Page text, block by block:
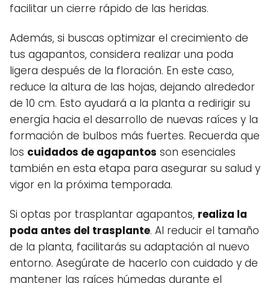
facilitar un cierre rápido de las heridas.
Además, si buscas optimizar el crecimiento de
tus agapantos, considera realizar una poda
ligera después de la floración. En este caso,
reduce la altura de las hojas, dejando alrededor
de 10 cm. Esto ayudará a la planta a redirigir su
energía hacia el desarrollo de nuevas raíces y la
formación de bulbos más fuertes. Recuerda que
los cuidados de agapantos son esenciales
también en esta etapa para asegurar su salud y
vigor en la próxima temporada.
Si optas por trasplantar agapantos, realiza la
poda antes del trasplante. Al reducir el tamaño
de la planta, facilitarás su adaptación al nuevo
entorno. Asegúrate de hacerlo con cuidado y de
mantener las raíces húmedas durante el